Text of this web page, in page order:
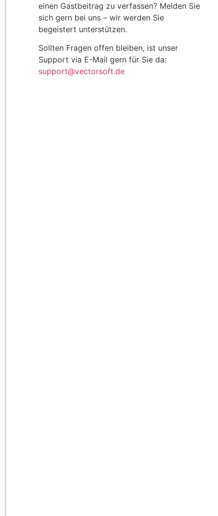
einen Gastbeitrag zu verfassen? Melden Sie
sich gern bei uns – wir werden Sie
begeistert unterstützen.
Sollten Fragen offen bleiben, ist unser
Support via E-Mail gern für Sie da:
support@vectorsoft.de